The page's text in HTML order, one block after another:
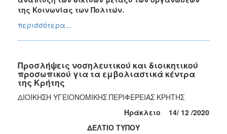
της Κοινωνίας των Πολιτών.
περισσότερα...
Προσλήψεις νοσηλευτικού και διοικητικού
προσωπικού για τα εμβολιαστικά κέντρα
της Κρήτης
ΔΙΟΙΚΗΣΗ ΥΓΕΙΟΝΟΜΙΚΗΣ ΠΕΡΙΦΕΡΕΙΑΣ ΚΡΗΤΗΣ
Ηράκλειο 14/ 12 /2020
ΔΕΛΤΙΟ ΤΥΠΟΥ